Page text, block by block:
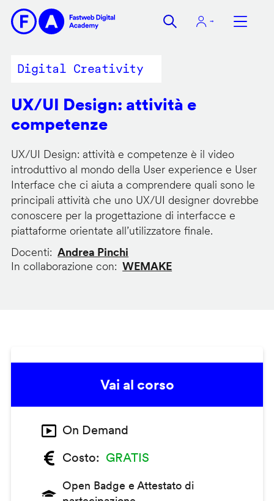
contenuto
Digital Creativity
UX/UI Design: attività e
competenze
UX/UI Design: attività e competenze è il video
introduttivo al mondo della User experience e User
Interface che ci aiuta a comprendere quali sono le
principali attività che uno UX/UI designer dovrebbe
conoscere per la progettazione di interfacce e
piattaforme orientate all’utilizzatore finale.
Docenti
Andrea Pinchi
In collaborazione con
WEMAKE
Vai al corso
On Demand
Costo
GRATIS
Open Badge e Attestato di